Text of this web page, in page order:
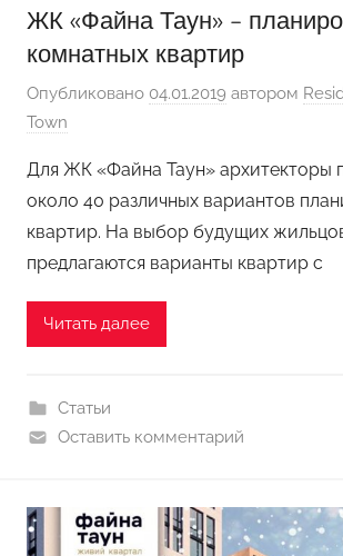
ЖК «Файна Таун» –
комнатных квартир
Опубликовано 04.01.2019 автором
Town
Для ЖК «Файна Таун» архитекторы
около 40 различных вариантов
квартир. На выбор будущих
предлагаются варианты квартир с
Читать далее
Статьи
Оставить комментарий